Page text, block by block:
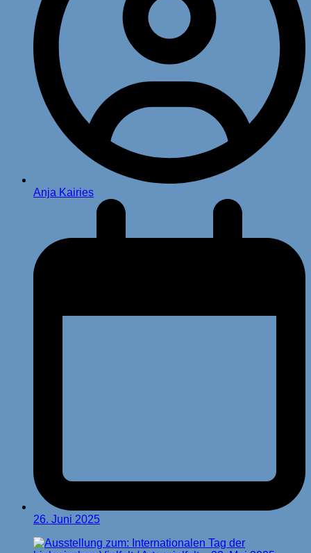
Anja Kairies
26. Juni 2025